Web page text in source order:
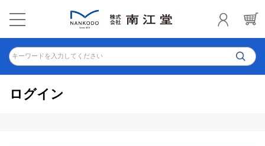
キーワードを入力してください
ログイン